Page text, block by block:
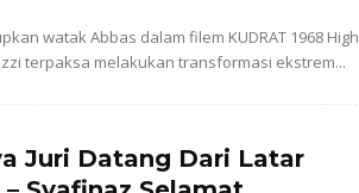
watak Abbas dalam filem KUDRAT 1968 High
terpaksa melakukan transformasi ekstrem...
Juri Datang Dari Latar